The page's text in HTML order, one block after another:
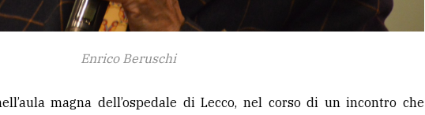
Enrico Beruschi
magna dell’ospedale di Lecco, nel corso di un incontro che